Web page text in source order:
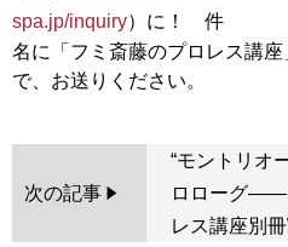
spa.jp/inquiry）に！ 件
名に「フミ斎藤のプロレス講座
次の記事
“モントリオ
ロローグ――
レス講座別